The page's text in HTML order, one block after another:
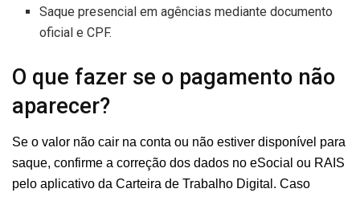
Saque presencial em agências mediante documento
oficial e CPF.
O que fazer se o pagamento não
aparecer?
Se o valor não cair na conta ou não estiver disponível para
saque, confirme a correção dos dados no eSocial ou RAIS
pelo aplicativo da Carteira de Trabalho Digital. Caso